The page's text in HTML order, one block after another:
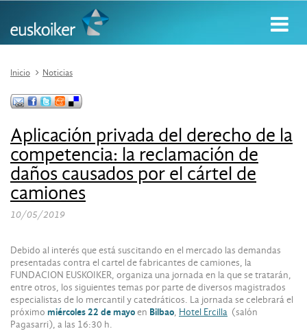
Inicio Noticias
Aplicación privada del derecho de la
competencia: la reclamación de
daños causados por el cártel de
camiones
10/05/2019
Debido al interés que está suscitando en el mercado las demandas
presentadas contra el cartel de fabricantes de camiones, la
FUNDACION EUSKOIKER, organiza una jornada en la que se tratarán,
entre otros, los siguientes temas por parte de diversos magistrados
especialistas de lo mercantil y catedráticos. La jornada se celebrará el
próximo miércoles 22 de mayoen Bilbao, Hotel Ercilla (salón
Pagasarri), a las 16:30 h.